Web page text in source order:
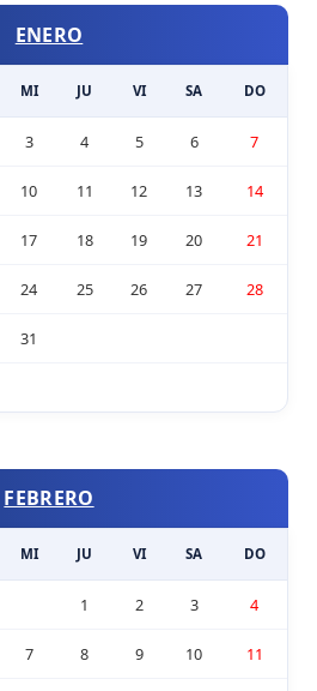
ENERO
MI JU VI SA DO
3 4 5 6 7
10 11 12 13 14
17 18 19 20 21
24 25 26 27 28
31
FEBRERO
MI JU VI SA DO
1 2 3 4
7 8 9 10 11